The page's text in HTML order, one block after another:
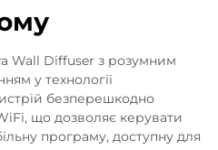
Wall Diffuser з розумним
у технології
безперешкодно
що дозволяє керувати
програму, доступну для